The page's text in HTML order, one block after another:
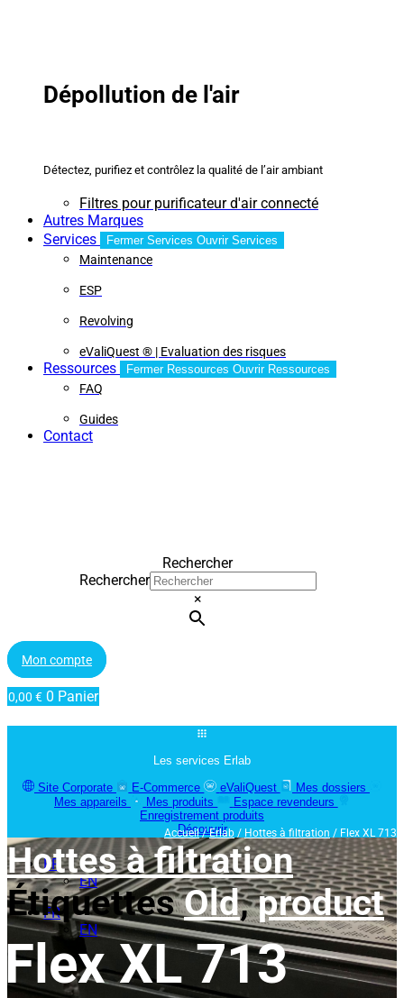
Dépollution de l'air
Détectez, purifiez et contrôlez la qualité de l’air ambiant
Filtres pour purificateur d'air connecté
Autres Marques
Services
Fermer Services Ouvrir Services
Maintenance
ESP
Revolving
eValiQuest ® | Evaluation des risques
Ressources Fermer Ressources Ouvrir Ressources
FAQ
Guides
Contact
Rechercher
Rechercher
×
Mon compte
0,00 € 0 Panier
Les services Erlab
Site Corporate
E-Commerce eValiQuest
Mes dossiers
Mes appareils
Mes produits
Espace revendeurs
Enregistrement produits
Découvrir
FR
EN
FR
EN
Accueil/Erlab / Hottes à filtration / Flex XL 713
Hottes à filtration
Étiquettes Old,product
Flex XL 713